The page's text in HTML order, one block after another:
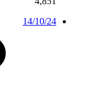
14/10/24